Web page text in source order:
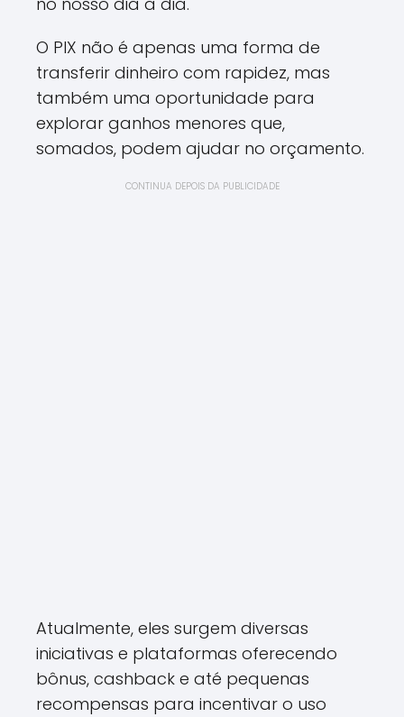
O PIX não é apenas uma forma de
transferir dinheiro com rapidez, mas
também uma oportunidade para
explorar ganhos menores que,
somados, podem ajudar no orçamento.
CONTINUA DEPOIS DA PUBLICIDADE
Atualmente, eles surgem diversas
iniciativas e plataformas oferecendo
bônus, cashback e até pequenas
recompensas para incentivar o uso